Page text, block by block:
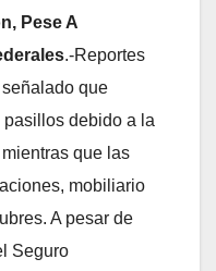
Pese A
.-Reportes
que
debido a la
que las
mobiliario
A pesar de
Seguro